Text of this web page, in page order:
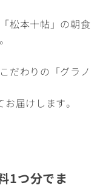
松本十帖」の朝食
だわりの「グラノ
届けします。
1つ分でま